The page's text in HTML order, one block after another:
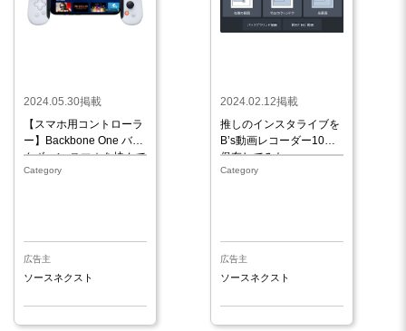
2024.05.30掲載
【スマホ用コントローラ
ー】Backbone One バッ
クボーン スマホを挟んで
ゲーム機風に！ Android
Category
広告主
ソースネクスト
2024.02.12掲載
推しのインスタライブを
B’s動画レコーダー10で
保存してみた
Category
広告主
ソースネクスト